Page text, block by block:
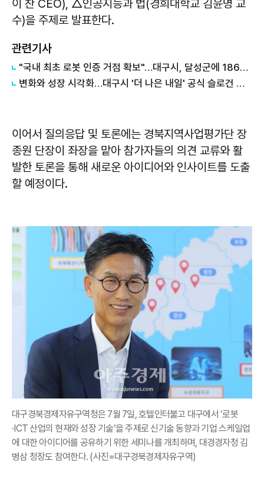
이 찬 CEO), △인공지능과 법(경희대학교 김윤명 교
수)을 주제로 발표한다.
관련기사
"국내 최초 로봇 인증 거점 확보"…대구시, 달성군에 186억 투입해 휴머노이드 센터 구축
변화와 성장 시각화…대구시 '더 나은 내일' 공식 슬로건 디자인 공개
이어서 질의응답 및 토론에는 경북지역사업평가단 장
종원 단장이 좌장을 맡아 참가자들의 의견 교류와 활
발한 토론을 통해 새로운 아이디어와 인사이트를 도출
할 예정이다.
대구경북경제자유구역청은 7월 7일, 호텔인터불고 대구에서 ‘로봇
·ICT 산업의 현재와 성장 기술’을 주제로 신기술 동향과 기업 스케일업
에 대한 아이디어를 공유하기 위한 세미나를 개최하며, 대경경자청 김
병삼 청장도 참여한다. (사진=대구경북경제자유구역)